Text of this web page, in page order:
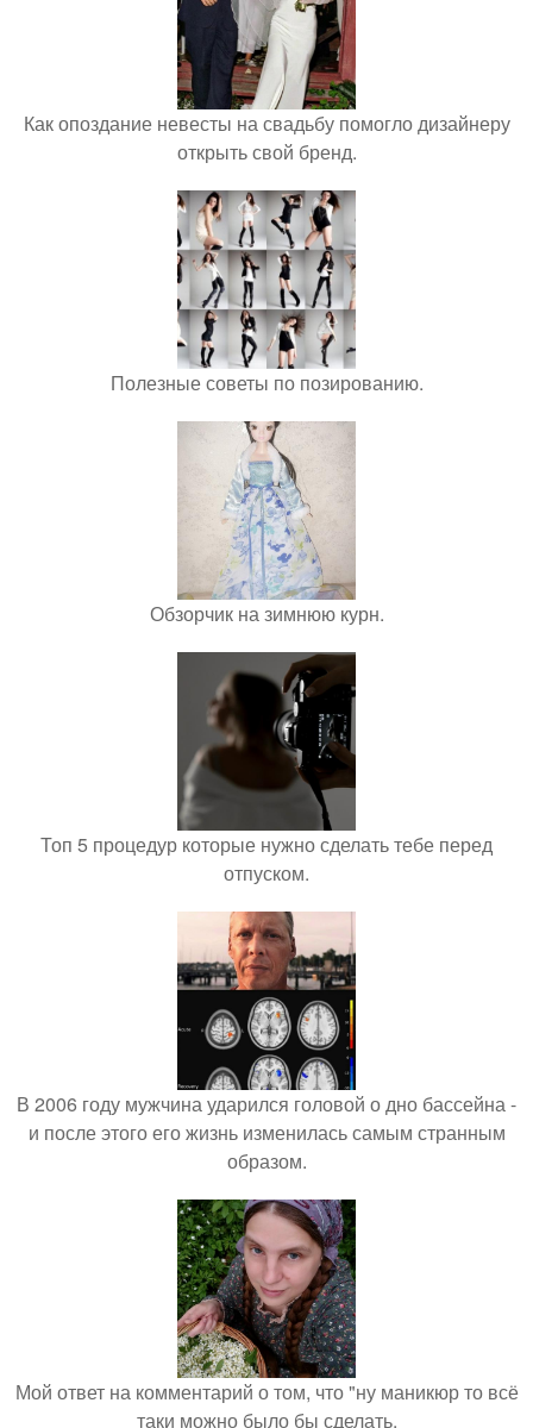
Как опоздание невесты на свадьбу помогло дизайнеру
открыть свой бренд.
Полезные советы по позированию.
Обзорчик на зимнюю курн.
Топ 5 процедур которые нужно сделать тебе перед
отпуском.
В 2006 году мужчина ударился головой о дно бассейна -
и после этого его жизнь изменилась самым странным
образом.
Мой ответ на комментарий о том, что "ну маникюр то всё
таки можно было бы сделать.